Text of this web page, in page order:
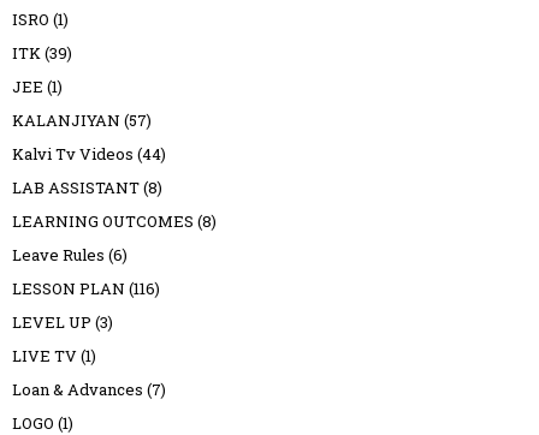
ISRO (1)
ITK (39)
JEE (1)
KALANJIYAN (57)
Kalvi Tv Videos (44)
LAB ASSISTANT(8)
LEARNING OUTCOMES (8)
Leave Rules (6)
LESSON PLAN (116)
LEVEL UP (3)
LIVE TV(1)
Loan & Advances (7)
LOGO (1)